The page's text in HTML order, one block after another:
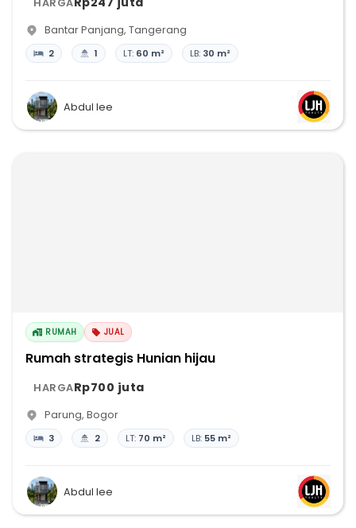
HARGA
Bantar Panjang, Tangerang
2 1 LT: 60 m² LB: 30 m²
Abdul lee
RUMAH JUAL
Rumah strategis Hunian hijau
HARGARp700 juta
Parung, Bogor
3 2 LT: 70 m² LB: 55 m²
Abdul lee